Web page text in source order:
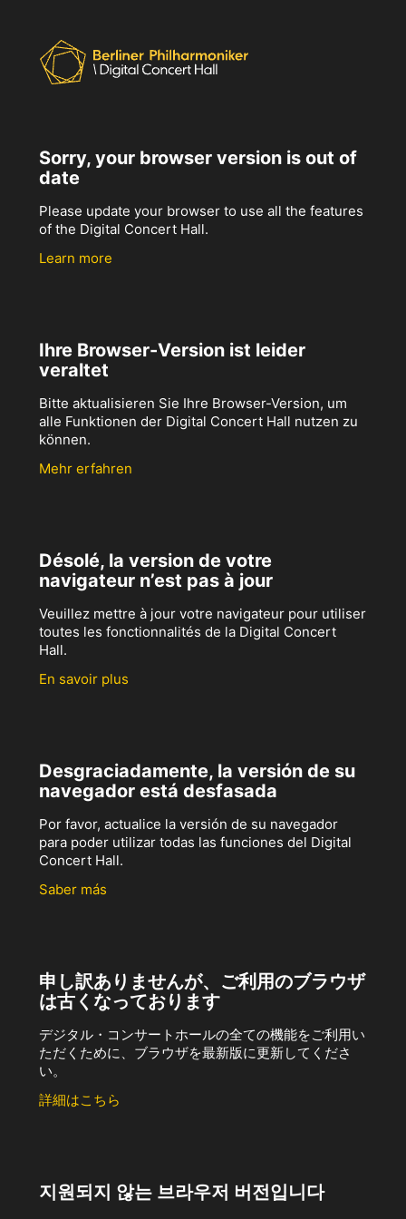
Sorry, your browser version is out of
date
Please update your browser to use all the features
of the Digital Concert Hall.
Learn more
Ihre Browser-Version ist leider
veraltet
Bitte aktualisieren Sie Ihre Browser-Version, um
alle Funktionen der Digital Concert Hall nutzen zu
können.
Mehr erfahren
Désolé, la version de votre
navigateur n’est pas à jour
Veuillez mettre à jour votre navigateur pour utiliser
toutes les fonctionnalités de la Digital Concert
Hall.
En savoir plus
Desgraciadamente, la versión de su
navegador está desfasada
Por favor, actualice la versión de su navegador
para poder utilizar todas las funciones del Digital
Concert Hall.
Saber más
申し訳ありませんが、ご利用のブラウザ
は古くなっております
デジタル・コンサートホールの全ての機能をご利用い
ただくために、ブラウザを最新版に更新してくださ
い。
詳細はこちら
지원되지 않는 브라우저 버전입니다